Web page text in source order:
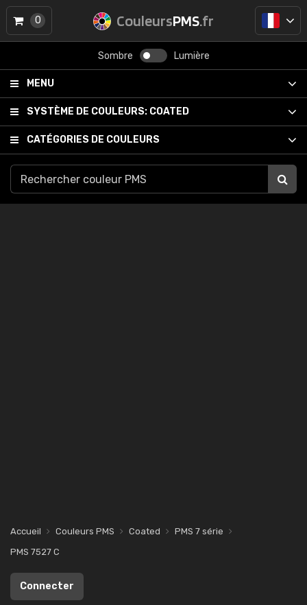
CouleursPMS.fr
Sombre Lumière
MENU
SYSTÈME DE COULEURS: COATED
CATÉGORIES DE COULEURS
0
Accueil Couleurs PMS Coated
PMS 7 série
PMS 7527 C
Connecter